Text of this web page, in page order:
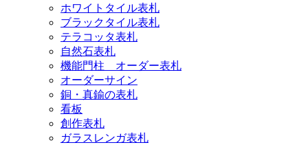
ホワイトタイル表札
ブラックタイル表札
テラコッタ表札
自然石表札
機能門柱 オーダー表札
オーダーサイン
銅・真鍮の表札
看板
創作表札
ガラスレンガ表札